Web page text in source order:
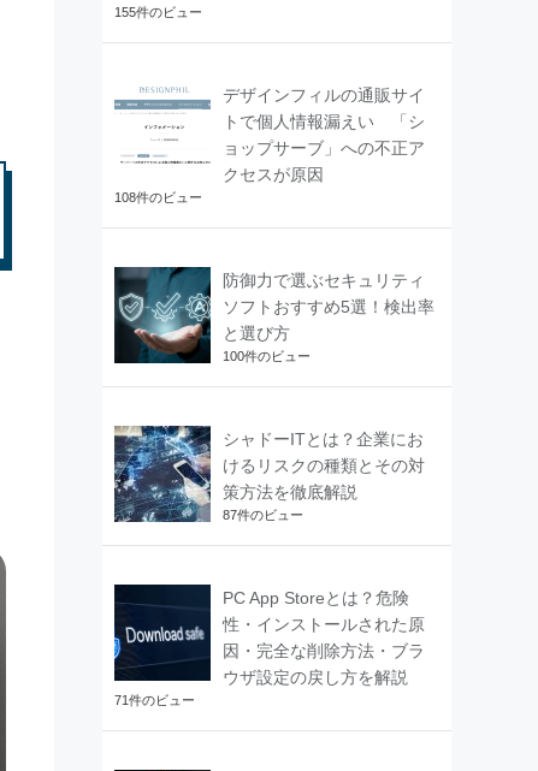
155件のビュー
デザインフィルの通販サイ
トで個人情報漏えい 「シ
ョップサーブ」への不正ア
クセスが原因
108件のビュー
防御力で選ぶセキュリティ
ソフトおすすめ5選！検出率
と選び方
100件のビュー
シャドーITとは？企業にお
けるリスクの種類とその対
策方法を徹底解説
87件のビュー
PC App Storeとは？危険
性・インストールされた原
因・完全な削除方法・ブラ
ウザ設定の戻し方を解説
71件のビュー